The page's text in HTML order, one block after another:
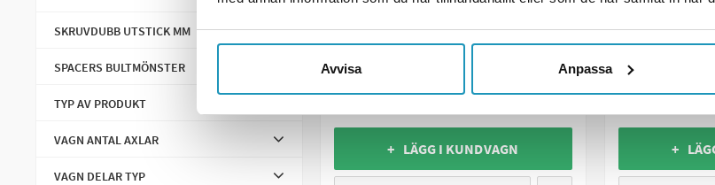
Avvisa Anpassa
Led
Motorsåg Fästen/Lådor
Reservdelar
SKRUVDUBB UTSTICK MM
SPACERS BULTMÖNSTER
TYP AV PRODUKT
VAGN ANTAL AXLAR
VAGN DELAR TYP
Outlander/Traxter/Maverick/Commander
fr 2018
1 295 kr (ink. moms)
BESTÄLLNINGSVARA
+ LÄGG I KUNDVAGN
169 kr (ink.
20 + I LAGER
+